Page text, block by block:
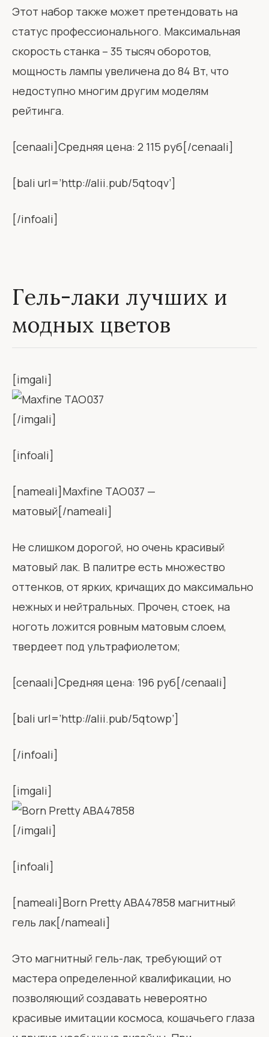
Этот набор также может претендовать на
статус профессионального. Максимальная
скорость станка – 35 тысяч оборотов,
мощность лампы увеличена до 84 Вт, что
недоступно многим другим моделям
рейтинга.
[cenaali]Средняя цена: 2 115 руб[/cenaali]
[bali url=’http://alii.pub/5qtoqv’]
[/infoali]
Гель-лаки лучших и
модных цветов
[imgali]
[/imgali]
[infoali]
[nameali]Maxfine TAO037 —
матовый[/nameali]
Не слишком дорогой, но очень красивый
матовый лак. В палитре есть множество
оттенков, от ярких, кричащих до максимально
нежных и нейтральных. Прочен, стоек, на
ноготь ложится ровным матовым слоем,
твердеет под ультрафиолетом;
[cenaali]Средняя цена: 196 руб[/cenaali]
[bali url=’http://alii.pub/5qtowp’]
[/infoali]
[imgali]
[/imgali]
[infoali]
[nameali]Born Pretty ABA47858 магнитный
гель лак[/nameali]
Это магнитный гель-лак, требующий от
мастера определенной квалификации, но
позволяющий создавать невероятно
красивые имитации космоса, кошачьего глаза